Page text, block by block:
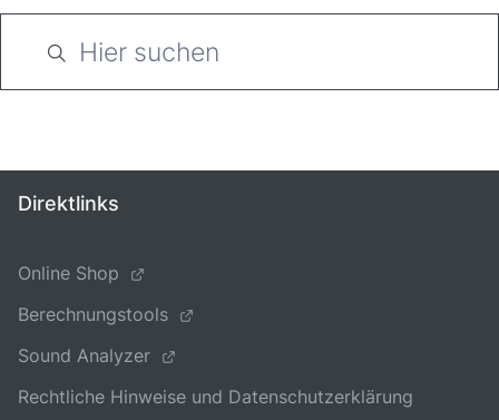
Direktlinks
Online Shop
Berechnungstools
Sound Analyzer
Rechtliche Hinweise und Datenschutzerklärung